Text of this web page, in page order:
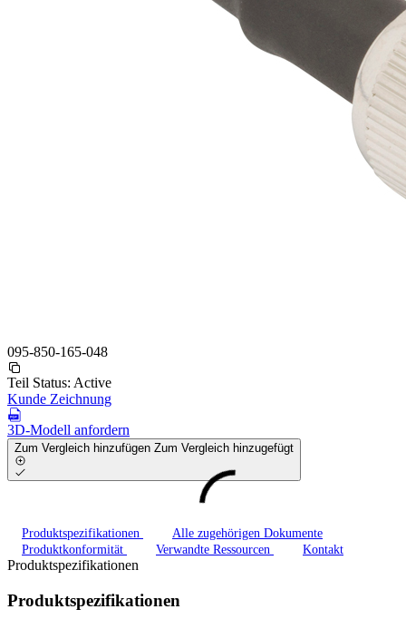
095-850-165-048
Teil Status: Active
Kunde Zeichnung
3D-Modell anfordern
Zum Vergleich hinzufügen Zum Vergleich hinzugefügt
Produktspezifikationen
Alle zugehörigen Dokumente
Produktkonformität
Verwandte Ressourcen Kontakt
Produktspezifikationen
Produktspezifikationen